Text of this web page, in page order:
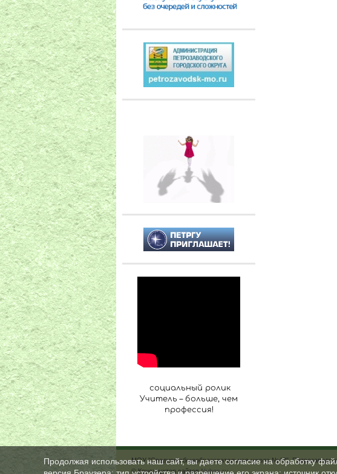
социальный ролик
Учитель – больше, чем
профессия!
МОУ "Средняя общеобразовательная школа №48",
© Конструктор сайтовNubex.ru
Продолжая использовать наш сайт, вы даете согласие на обработку